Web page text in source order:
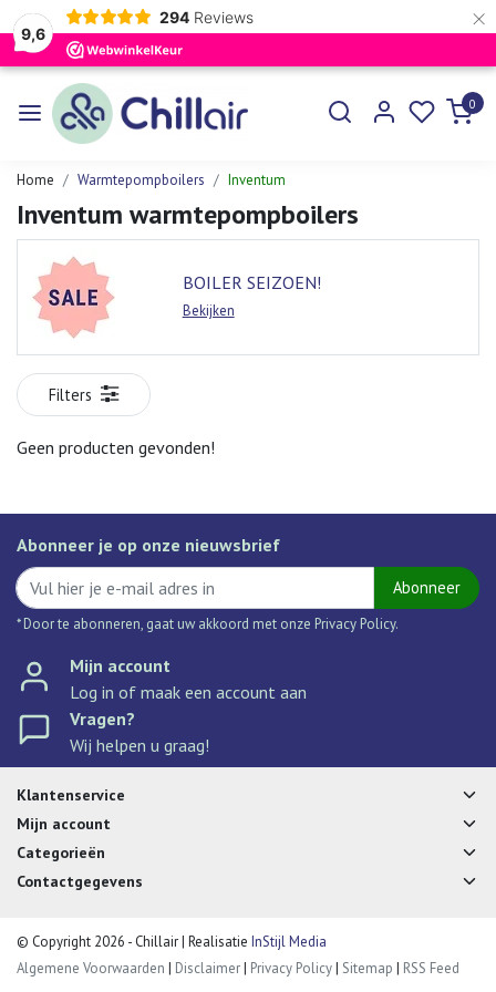
9,6
294 Reviews ×
0
Home Warmtepompboilers Inventum
Inventum warmtepompboilers
BOILER SEIZOEN!
Bekijken
Filters
Geen producten gevonden!
Abonneer je op onze nieuwsbrief
Abonneer
* Door te abonneren, gaat uw akkoord met onze Privacy Policy.
Mijn account
Log in of maak een account aan
Vragen?
Wij helpen u graag!
Klantenservice
Mijn account
Categorieën
Contactgegevens
© Copyright 2026 - Chillair | Realisatie InStijl Media
Algemene Voorwaarden | Disclaimer| Privacy Policy| Sitemap | RSS Feed